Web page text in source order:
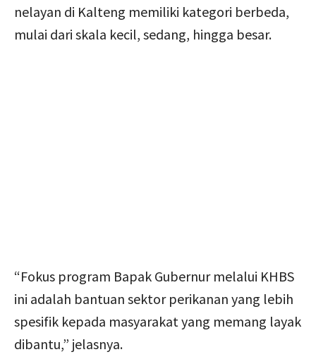
nelayan di Kalteng memiliki kategori berbeda,
mulai dari skala kecil, sedang, hingga besar.
“Fokus program Bapak Gubernur melalui KHBS
ini adalah bantuan sektor perikanan yang lebih
spesifik kepada masyarakat yang memang layak
dibantu,” jelasnya.